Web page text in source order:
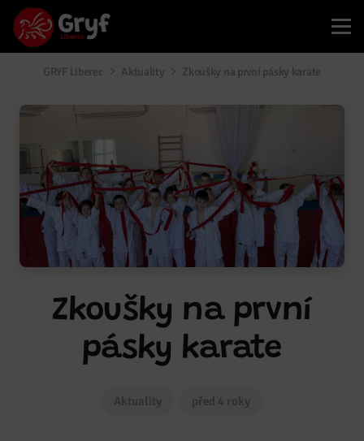
GRYF Liberec Aktuality Zkoušky na první pásky karate
Zkoušky na první
pásky karate